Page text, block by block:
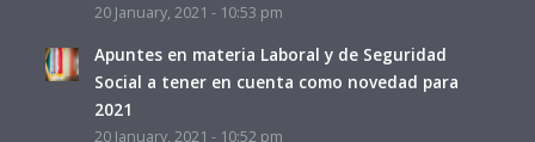
20 January, 2021 - 10:53 pm
Apuntes en materia Laboral y de Seguridad
Social a tener en cuenta como novedad para
2021
20 January, 2021 - 10:52 pm